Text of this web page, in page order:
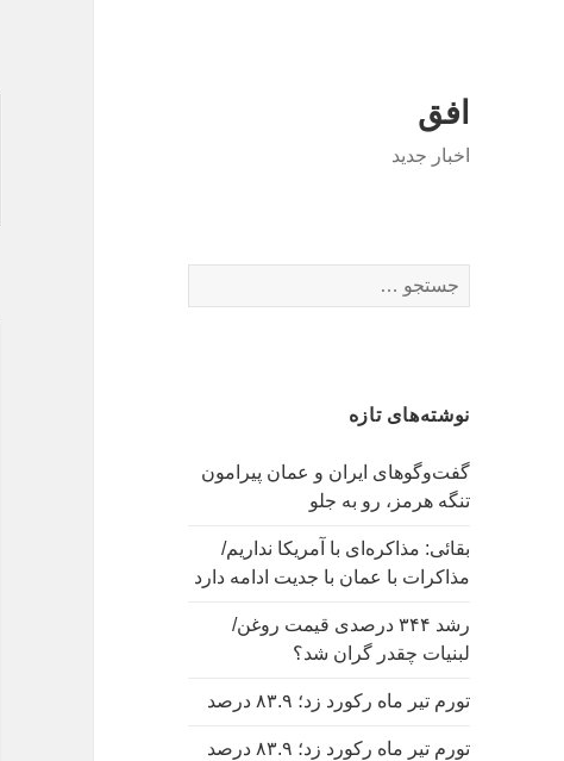
افق
اخبار جدید
برای:
نوشته‌های تازه
گفت‌وگوهای ایران و عمان پیرامون
تنگه هرمز، رو به جلو
بقائی: مذاکره‌ای با آمریکا نداریم/
مذاکرات با عمان با جدیت ادامه دارد
رشد ۳۴۴ درصدی قیمت روغن/
لبنیات چقدر گران شد؟
تورم تیر ماه رکورد زد؛ ۸۳.۹ درصد
تورم تیر ماه رکورد زد؛ ۸۳.۹ درصد